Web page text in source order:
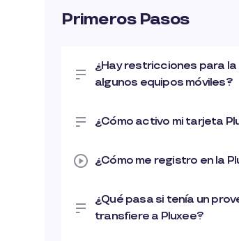
Primeros Pasos
¿Hay restricciones para
algunos equipos móviles?
¿Cómo activo mi tarjeta
¿Cómo me registro en la
¿Qué pasa si tenía un
transfiere a Pluxee?